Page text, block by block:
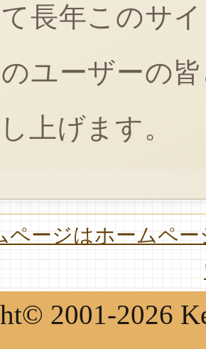
長年このサ
ユーザーの
上げます。
ページはホームペ
2001-2026